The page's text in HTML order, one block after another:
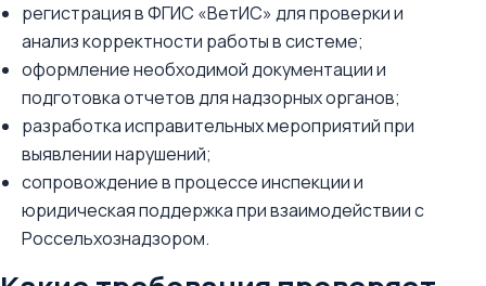
регистрация в ФГИС «ВетИС» для проверки и
анализ корректности работы в системе;
оформление необходимой документации и
подготовка отчетов для надзорных органов;
разработка исправительных мероприятий при
выявлении нарушений;
сопровождение в процессе инспекции и
юридическая поддержка при взаимодействии с
Россельхознадзором.